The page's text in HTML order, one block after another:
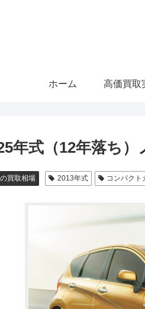
ホーム 高価買取
年式（12年落ち
買取相場 2013年式 コンパクト